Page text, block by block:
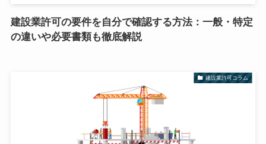
建設業許可の要件を自分で確認する方法：一般・特定
の違いや必要書類も徹底解説
建設業許可コラム